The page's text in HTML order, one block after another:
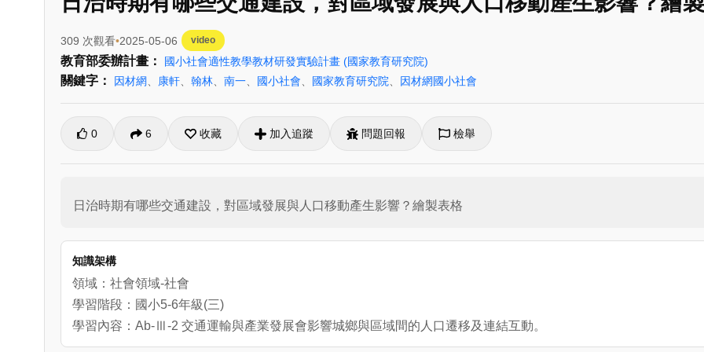
309 次觀看 2025-05-06 video
教育部委辦計畫： 國小社會適性教學教材研發實驗計畫 (國家教育研究院)
關鍵字： 因材網 康軒 翰林 南一 國小社會 國家教育研究院 因材網國小社會
0 6 收藏 加入追蹤 問題回報 檢舉
日治時期有哪些交通建設，對區域發展與人口移動產生影響？繪製表格
知識架構
領域：社會領域-社會
學習階段：國小5-6年級(三)
學習內容：Ab-Ⅲ-2 交通運輸與產業發展會影響城鄉與區域間的人口遷移及連結互動。